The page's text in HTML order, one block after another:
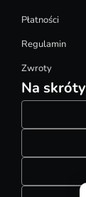
Płatności
Regulamin
Zwroty
Na skróty